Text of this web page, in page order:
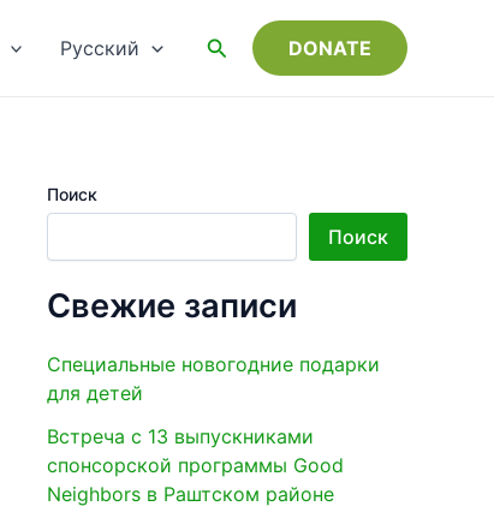
Русский Поиск DONATE
Поиск
Поиск
Свежие записи
Специальные новогодние подарки
для детей
Встреча с 13 выпускниками
спонсорской программы Good
Neighbors в Раштском районе